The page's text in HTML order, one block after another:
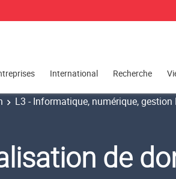
International Recherche
L3 - Informatique, numérique, gestion
de